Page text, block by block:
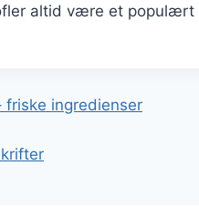
altid være et populært
friske ingredienser